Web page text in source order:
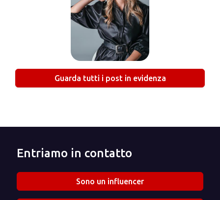
Guarda tutti i post in evidenza
Entriamo in contatto
Sono un influencer